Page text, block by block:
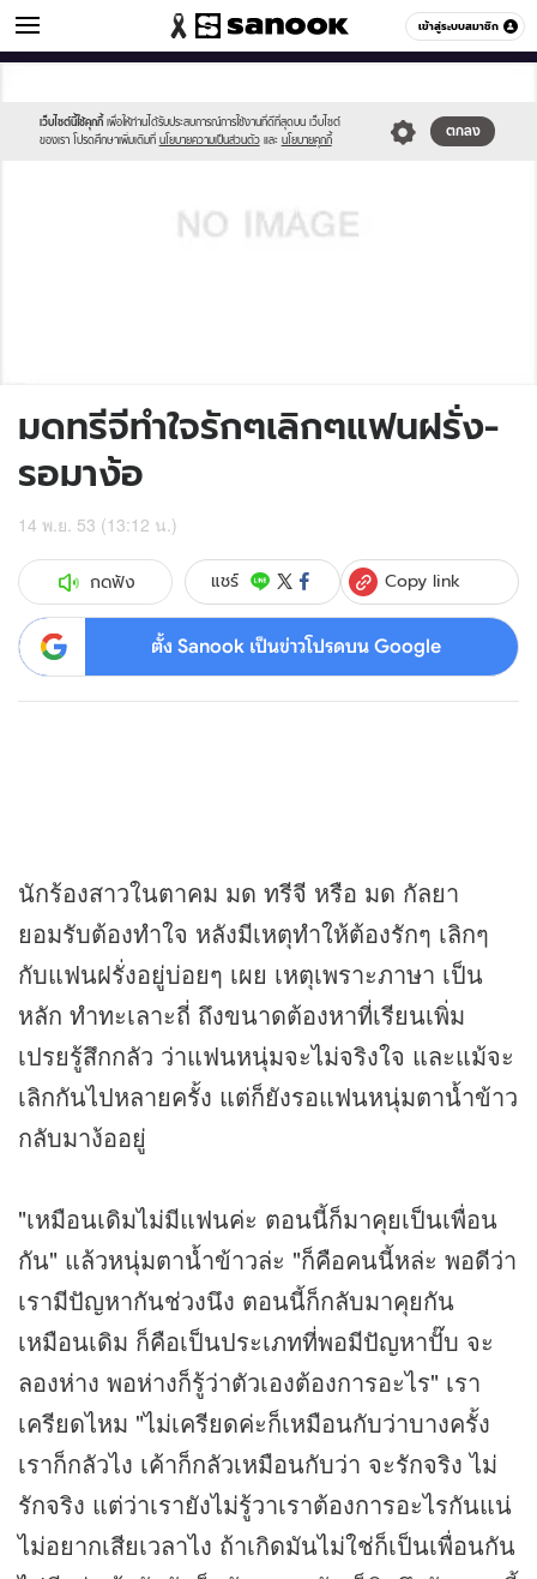
เข้าสู่ระบบสมาชิก
ข่าวบันเทิง หมวดอื่นๆ
เว็บไซต์นี้ใช้คุกกี้ เพื่อให้ท่านได้รับประสบการณ์การใช้งานที่ดีที่สุดบน เว็บไซต์
ของเรา โปรดศึกษาเพิ่มเติมที่ นโยบายความเป็นส่วนตัว และ นโยบายคุกกี้
ตกลง
sanook.png
image.jpg
มดทรีจีทำใจรักๆเลิกๆแฟนฝรั่ง-
รอมาง้อ
14 พ.ย. 53 (13:12 น.)
กดฟัง แชร์ Copy link
ตั้ง Sanook เป็นข่าวโปรดบน Google
นักร้องสาวในตาคม มด ทรีจี หรือ มด กัลยา
ยอมรับต้องทำใจ หลังมีเหตุทำให้ต้องรักๆ เลิกๆ
กับแฟนฝรั่งอยู่บ่อยๆ เผย เหตุเพราะภาษา เป็น
หลัก ทำทะเลาะถี่ ถึงขนาดต้องหาที่เรียนเพิ่ม
เปรยรู้สึกกลัว ว่าแฟนหนุ่มจะไม่จริงใจ และแม้จะ
เลิกกันไปหลายครั้ง แต่ก็ยังรอแฟนหนุ่มตาน้ำข้าว
กลับมาง้ออยู่
"เหมือนเดิมไม่มีแฟนค่ะ ตอนนี้ก็มาคุยเป็นเพื่อน
กัน" แล้วหนุ่มตาน้ำข้าวล่ะ "ก็คือคนนี้หล่ะ พอดีว่า
เรามีปัญหากันช่วงนึง ตอนนี้ก็กลับมาคุยกัน
เหมือนเดิม ก็คือเป็นประเภทที่พอมีปัญหาปั๊บ จะ
ลองห่าง พอห่างก็รู้ว่าตัวเองต้องการอะไร" เรา
เครียดไหม "ไม่เครียดค่ะก็เหมือนกับว่าบางครั้ง
เราก็กลัวไง เค้าก็กลัวเหมือนกับว่า จะรักจริง ไม่
รักจริง แต่ว่าเรายังไม่รู้วาเราต้องการอะไรกันแน่
ไม่อยากเสียเวลาไง ถ้าเกิดมันไม่ใช่ก็เป็นเพื่อนกัน